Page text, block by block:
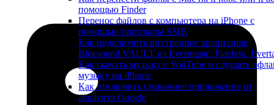
помощью Finder
Перенос файлов с компьютера на iPhone с
помощью протокола SMB
Как подключить внутреннее хранилище
Bluesound VAULT из Evermusic, Flacbox,
Как скачать музыку с YouTube и слушать
музыку на iPhone
Как отключить стороннее приложение от
аккаунта Google